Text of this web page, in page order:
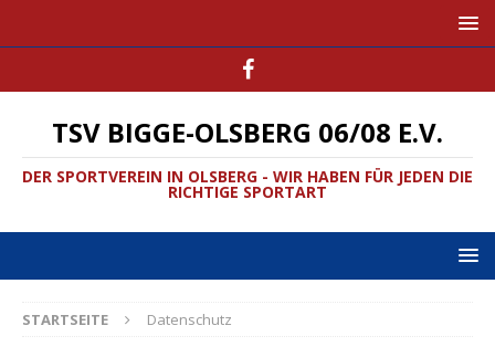
TSV BIGGE-OLSBERG 06/08 E.V.
DER SPORTVEREIN IN OLSBERG - WIR HABEN FÜR JEDEN DIE
RICHTIGE SPORTART
STARTSEITE Datenschutz